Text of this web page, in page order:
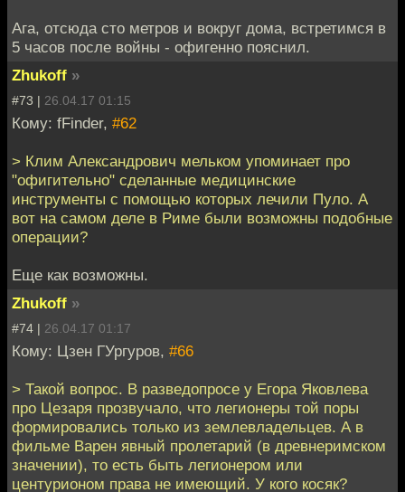
Ага, отсюда сто метров и вокруг дома, встретимся в
5 часов после войны - офигенно пояснил.
Zhukoff »
#73 | 26.04.17 01:15
Кому: fFinder, #62
> Клим Александрович мельком упоминает про
"офигительно" сделанные медицинские
инструменты с помощью которых лечили Пуло. А
вот на самом деле в Риме были возможны подобные
операции?
Еще как возможны.
Zhukoff »
#74 | 26.04.17 01:17
Кому: Цзен ГУргуров, #66
> Такой вопрос. В разведопросе у Егора Яковлева
про Цезаря прозвучало, что легионеры той поры
формировались только из землевладельцев. А в
фильме Варен явный пролетарий (в древнеримском
значении), то есть быть легионером или
центурионом права не имеющий. У кого косяк?